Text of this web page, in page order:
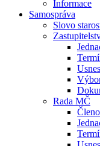
Informace
Samospráva
Slovo
Rada MČ